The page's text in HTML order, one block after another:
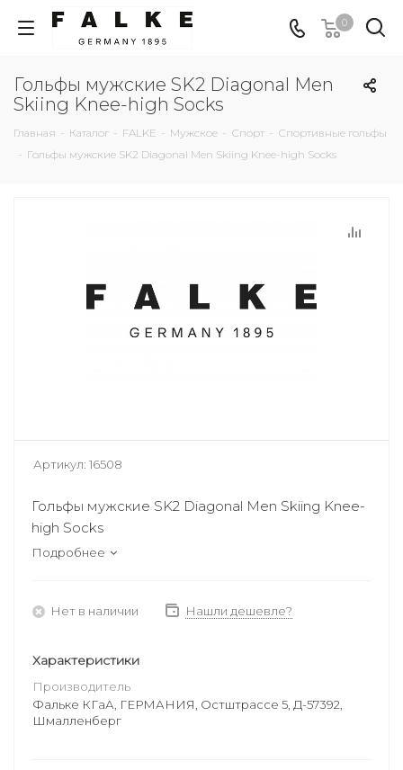
0
Гольфы мужские SK2 Diagonal Men
Skiing Knee-high Socks
Главная - Каталог - FALKE - Мужское - Спорт - Спортивные гольфы
- Гольфы мужские SK2 Diagonal Men Skiing Knee-high Socks
Артикул: 16508
Гольфы мужские SK2 Diagonal Men Skiing Knee-
high Socks
Подробнее
Нет в наличии Нашли дешевле?
Характеристики
Производитель
Фальке КГаА, ГЕРМАНИЯ, Остштрассе 5, Д-57392,
Шмалленберг